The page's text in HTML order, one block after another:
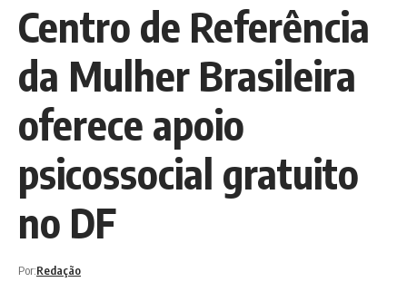
Centro de Referência
da Mulher Brasileira
oferece apoio
psicossocial gratuito
no DF
Por:Redação